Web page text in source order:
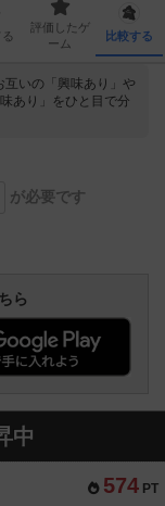
る
評価したゲ
ーム
比較する
互いの「興味あり」や
あり」をひと目で分
が必要です
ら
中
574 PT